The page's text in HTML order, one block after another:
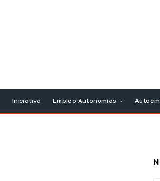
Iniciativa Empleo Autonomías